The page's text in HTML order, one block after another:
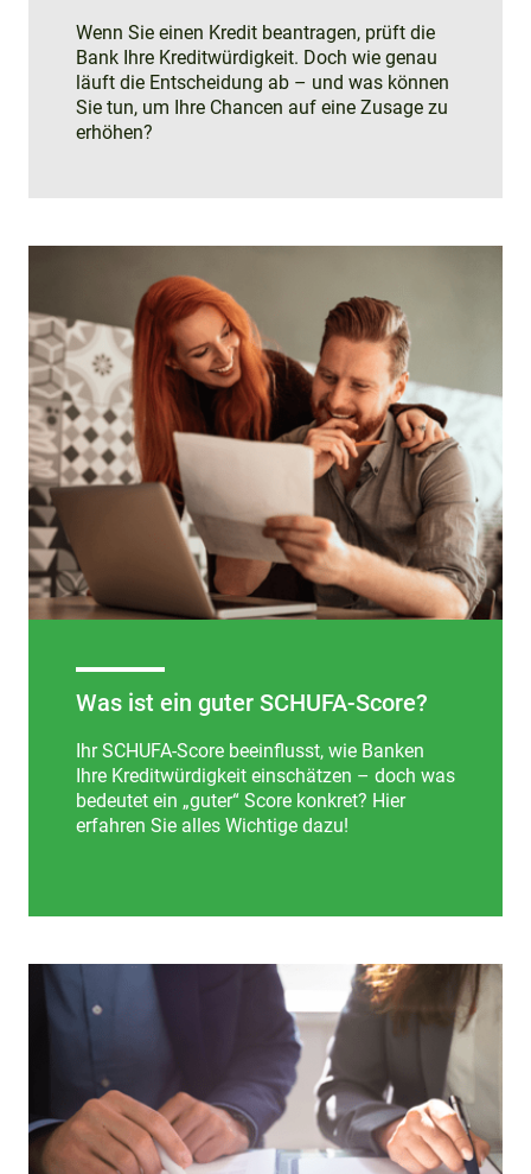
Wenn Sie einen Kredit beantragen, prüft die
Bank Ihre Kreditwürdigkeit. Doch wie genau
läuft die Entscheidung ab – und was können
Sie tun, um Ihre Chancen auf eine Zusage zu
erhöhen?
Was ist ein guter SCHUFA-Score?
Ihr SCHUFA-Score beeinflusst, wie Banken
Ihre Kreditwürdigkeit einschätzen – doch was
bedeutet ein „guter“ Score konkret? Hier
erfahren Sie alles Wichtige dazu!